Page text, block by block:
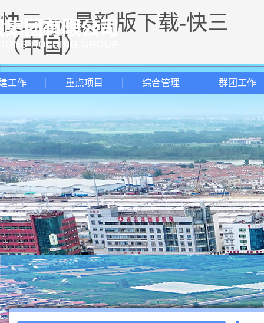
快三app最新版下载-快三
（中国）
工作 重点项目 综合管理 群团工作